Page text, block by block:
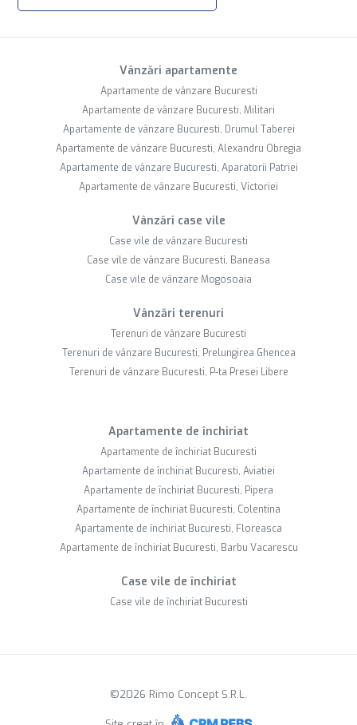
Vânzări apartamente
Apartamente de vânzare Bucuresti
Apartamente de vânzare Bucuresti, Militari
Apartamente de vânzare Bucuresti, Drumul Taberei
Apartamente de vânzare Bucuresti, Alexandru Obregia
Apartamente de vânzare Bucuresti, Aparatorii Patriei
Apartamente de vânzare Bucuresti, Victoriei
Vânzări case vile
Case vile de vânzare Bucuresti
Case vile de vânzare Bucuresti, Baneasa
Case vile de vânzare Mogosoaia
Vânzări terenuri
Terenuri de vânzare Bucuresti
Terenuri de vânzare Bucuresti, Prelungirea Ghencea
Terenuri de vânzare Bucuresti, P-ta Presei Libere
Apartamente de închiriat
Apartamente de închiriat Bucuresti
Apartamente de închiriat Bucuresti, Aviatiei
Apartamente de închiriat Bucuresti, Pipera
Apartamente de închiriat Bucuresti, Colentina
Apartamente de închiriat Bucuresti, Floreasca
Apartamente de închiriat Bucuresti, Barbu Vacarescu
Case vile de închiriat
Case vile de închiriat Bucuresti
©2026 Rimo Concept S.R.L.